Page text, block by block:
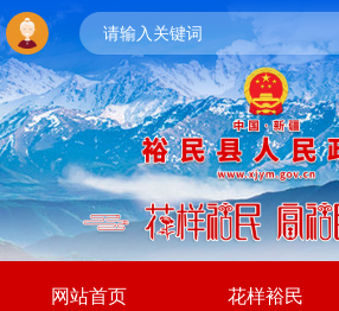
网站首页 花样裕民